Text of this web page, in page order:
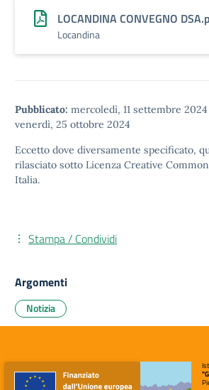
LOCANDINA CONVEGNO
Locandina
Pubblicato: mercoledì, 11 settembre 2024
venerdì, 25 ottobre 2024
Eccetto dove diversamente specificato,
rilasciato sotto Licenza Creative
Italia.
Stampa / Condividi
Argomenti
Notizia